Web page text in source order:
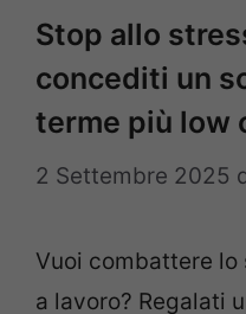
Stop allo
concediti un
terme più low
2 Settembre 2025
Vuoi combattere
a lavoro? Regalati